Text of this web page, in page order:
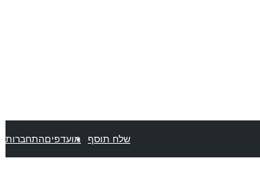
שלח תוסף מועדפיםהתחברות